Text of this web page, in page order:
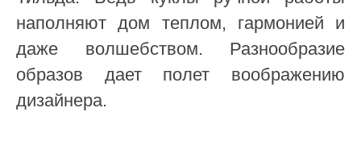
наполняют дом теплом, гармонией и
даже волшебством. Разнообразие
образов дает полет воображению
дизайнера.